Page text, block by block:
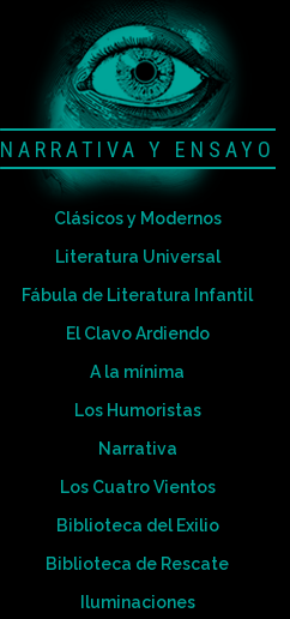
NARRATIVA Y ENSAYO
Clásicos y Modernos
Literatura Universal
Fábula de Literatura Infantil
El Clavo Ardiendo
A la mínima
Los Humoristas
Narrativa
Los Cuatro Vientos
Biblioteca del Exilio
Biblioteca de Rescate
Iluminaciones